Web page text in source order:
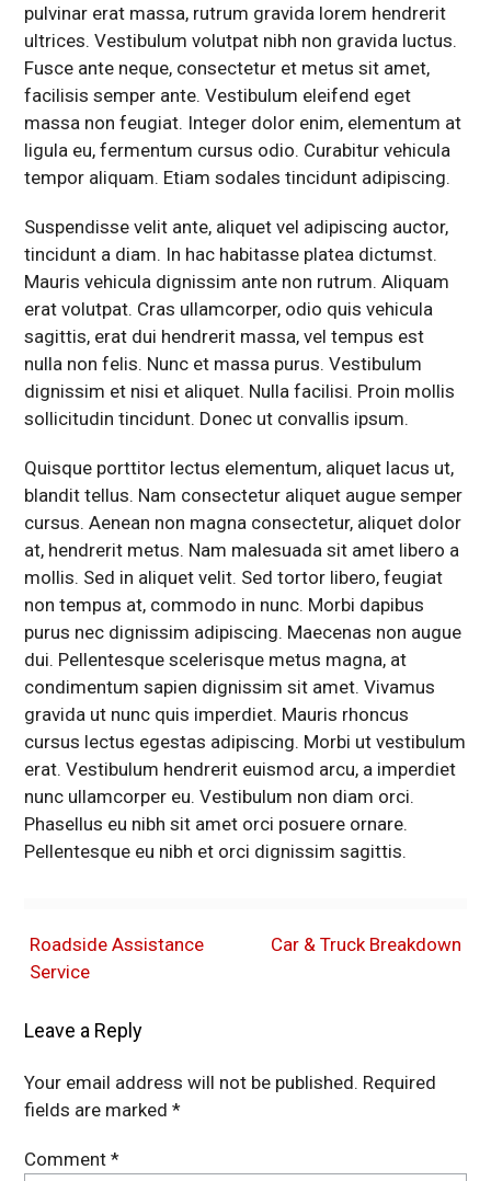
pulvinar erat massa, rutrum gravida lorem hendrerit
ultrices. Vestibulum volutpat nibh non gravida luctus.
Fusce ante neque, consectetur et metus sit amet,
facilisis semper ante. Vestibulum eleifend eget
massa non feugiat. Integer dolor enim, elementum at
ligula eu, fermentum cursus odio. Curabitur vehicula
tempor aliquam. Etiam sodales tincidunt adipiscing.
Suspendisse velit ante, aliquet vel adipiscing auctor,
tincidunt a diam. In hac habitasse platea dictumst.
Mauris vehicula dignissim ante non rutrum. Aliquam
erat volutpat. Cras ullamcorper, odio quis vehicula
sagittis, erat dui hendrerit massa, vel tempus est
nulla non felis. Nunc et massa purus. Vestibulum
dignissim et nisi et aliquet. Nulla facilisi. Proin mollis
sollicitudin tincidunt. Donec ut convallis ipsum.
Quisque porttitor lectus elementum, aliquet lacus ut,
blandit tellus. Nam consectetur aliquet augue semper
cursus. Aenean non magna consectetur, aliquet dolor
at, hendrerit metus. Nam malesuada sit amet libero a
mollis. Sed in aliquet velit. Sed tortor libero, feugiat
non tempus at, commodo in nunc. Morbi dapibus
purus nec dignissim adipiscing. Maecenas non augue
dui. Pellentesque scelerisque metus magna, at
condimentum sapien dignissim sit amet. Vivamus
gravida ut nunc quis imperdiet. Mauris rhoncus
cursus lectus egestas adipiscing. Morbi ut vestibulum
erat. Vestibulum hendrerit euismod arcu, a imperdiet
nunc ullamcorper eu. Vestibulum non diam orci.
Phasellus eu nibh sit amet orci posuere ornare.
Pellentesque eu nibh et orci dignissim sagittis.
Roadside Assistance
Service
Car & Truck Breakdown
Leave a Reply
Your email address will not be published. Required
fields are marked*
Comment*